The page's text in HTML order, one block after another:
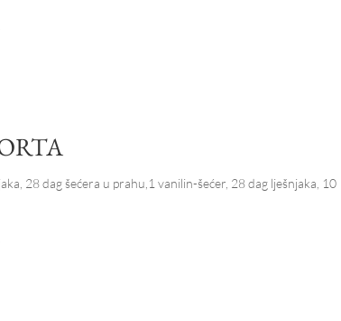
28 dag šećera u prahu,1 vanilin-šećer, 28 dag lješnjaka, 10